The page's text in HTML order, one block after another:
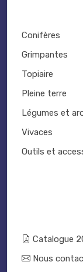
Conifères
Grimpantes
Topiaire
Pleine terre
Légumes et
Vivaces
Outils et
Catalogue
Nous